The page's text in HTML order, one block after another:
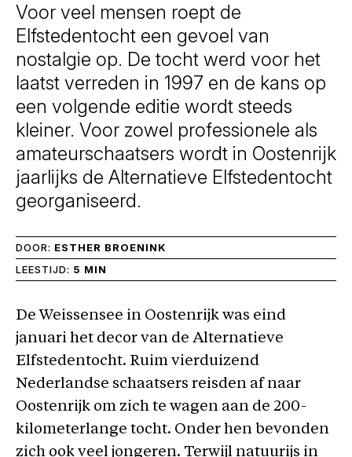
Voor veel mensen roept de
Elfstedentocht een gevoel van
nostalgie op. De tocht werd voor het
laatst verreden in 1997 en de kans op
een volgende editie wordt steeds
kleiner. Voor zowel professionele als
amateurschaatsers wordt in Oostenrijk
jaarlijks de Alternatieve Elfstedentocht
georganiseerd.
DOOR: ESTHER BROENINK
LEESTIJD: 5 MIN
De Weissensee in Oostenrijk was eind
januari het decor van de Alternatieve
Elfstedentocht. Ruim vierduizend
Nederlandse schaatsers reisden af naar
Oostenrijk om zich te wagen aan de 200-
kilometerlange tocht. Onder hen bevonden
zich ook veel jongeren. Terwijl natuurijs in